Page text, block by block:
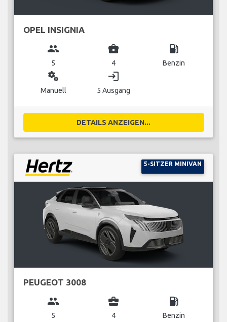
OPEL INSIGNIA
group
5
business_center
4
local_gas_station
Benzin
miscellaneous_services
Manuell
login
5 Ausgang
DETAILS ANZEIGEN...
5-SITZER MINIVAN
PEUGEOT 3008
group
5
business_center
4
local_gas_station
Benzin